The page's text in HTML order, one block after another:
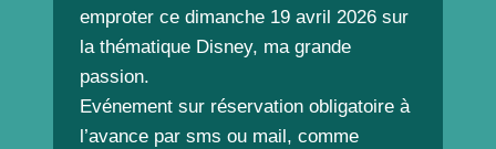
emproter ce dimanche 19 avril 2026 sur
la thématique Disney, ma grande
passion.
Evénement sur réservation obligatoire à
l’avance par sms ou mail, comme